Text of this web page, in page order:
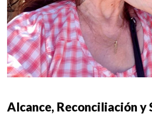
Alcance, Reconciliación y